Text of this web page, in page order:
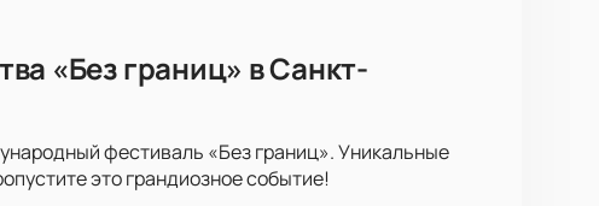
«Без границ» в Санкт-
фестиваль «Без границ». Уникальные
это грандиозное событие!